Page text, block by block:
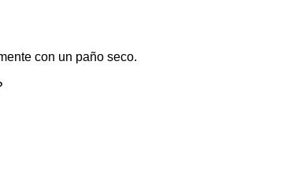
con un paño seco.